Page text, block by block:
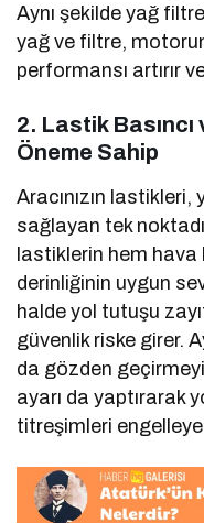
Aynı şekilde yağ
yağ ve filtre,
performansı artırır
2. Lastik
Öneme Sahip
Aracınızın
sağlayan tek
lastiklerin hem hava
derinliğinin uygun
halde yol tutuşu
güvenlik riske girer.
da gözden
ayarı da yaptırarak
titreşimleri